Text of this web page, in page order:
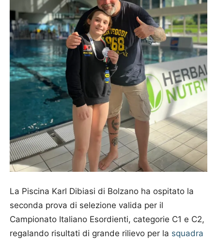
La Piscina Karl Dibiasi di Bolzano ha ospitato la
seconda prova di selezione valida per il
Campionato Italiano Esordienti, categorie C1 e C2,
regalando risultati di grande rilievo per la squadra